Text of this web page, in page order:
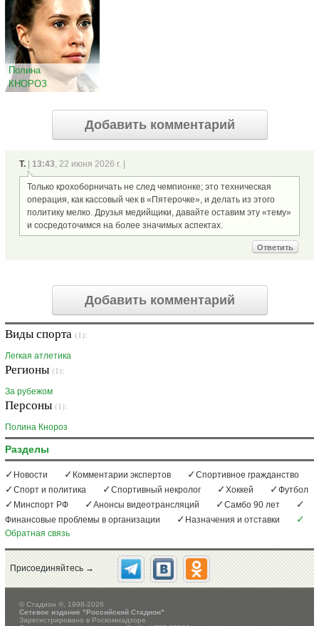
Полина
КНОРОЗ
Добавить комментарий
Т. 13:43, 22 июня 2026 г. |
Только крохоборничать не след чемпионке; это техническая
операция, как кассовый чек в «Пятерочке», и делать из этого
политику мелко. Друзья медийщики, давайте оставим эту «тему»
и сосредоточимся на более значимых аспектах.
Ответить
Добавить комментарий
Виды спорта (1):
Легкая атлетика
Регионы (1):
За рубежом
Персоны (1):
Полина Кнороз
Разделы
Новости Комментарии экспертов
Спортивное гражданство
Спорт и политика
Спортивный некролог Хоккей
Футбол
Минспорт РФ
Анонсы видеотрансляций
Самбо 90 лет
Финансовые проблемы в организации
Назначения и отставки
Обратная связь
Присоединяйтесь →
©Стадион ®, 1998-2026
Сетевое издание "Российский Стадион"
Зарегистрировано в Роскомнадзоре